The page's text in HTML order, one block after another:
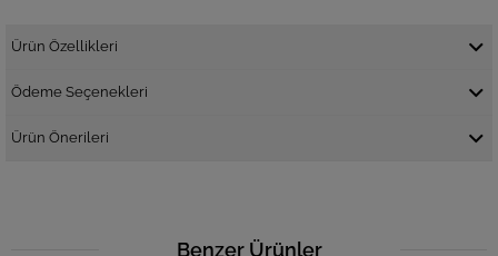
Ürün Özellikleri
Ödeme Seçenekleri
Ürün Önerileri
Benzer Ürünler